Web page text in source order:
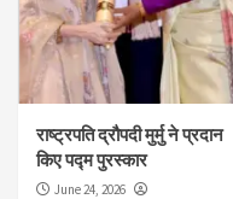
राष्ट्रपति द्रौपदी मुर्मु ने प्रदान
किए पद्म पुरस्कार
June 24, 2026